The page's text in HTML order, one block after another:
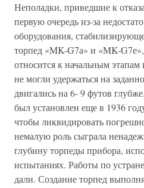
Неполадки, приведшие к
первую очередь из-за
оборудования,
торпед «MK-G7а» и «MK-
относится к начальным
не могли удержаться на
двигались на 6- 9 футов
был установлен еще в 1936
чтобы ликвидировать
немалую роль сыграла
глубину торпеды прибора,
испытаниях. Работы по
дали. Создание торпед